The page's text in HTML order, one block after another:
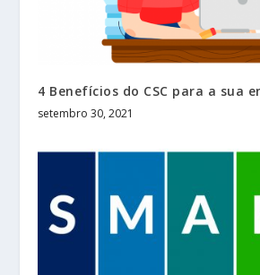
4 Benefícios do CSC para a sua
setembro 30, 2021